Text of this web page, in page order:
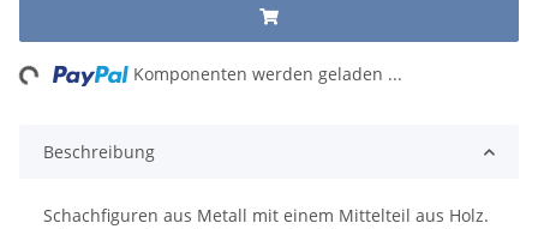
Komponenten werden geladen ...
Beschreibung
Schachfiguren aus Metall mit einem Mittelteil aus Holz.